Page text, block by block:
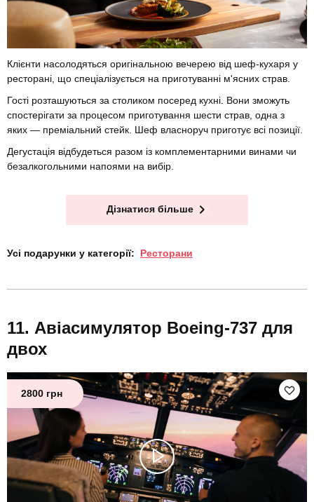
Клієнти насолодяться оригінальною вечерею від шеф-кухаря у
ресторані, що спеціалізується на приготуванні м'ясних страв.
Гості розташуються за столиком посеред кухні. Вони зможуть
спостерігати за процесом приготування шести страв, одна з
яких — преміальний стейк. Шеф власноруч приготує всі позиції.
Дегустація відбудеться разом із комплементарними винами чи
безалкогольними напоями на вибір.
Дізнатися більше
Усі подарунки у категорії: Ресторани
Авіасимулятор Boeing-737 для
двох
2800 грн